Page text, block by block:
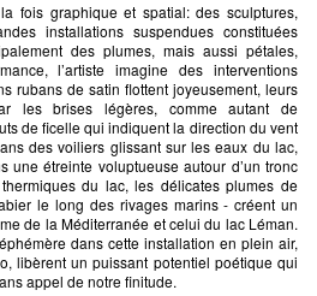
fois graphique et spatial: des sculptures,
installations suspendues constituées
des plumes, mais aussi pétales,
l’artiste imagine des interventions
rubans de satin flottent joyeusement, leurs
les brises légères, comme autant de
de ficelle qui indiquent la direction du vent
des voiliers glissant sur les eaux du lac,
une étreinte voluptueuse autour d’un tronc
du lac, les délicates plumes de
le long des rivages marins - créent un
de la Méditerranée et celui du lac Léman.
dans cette installation en plein air,
libèrent un puissant potentiel poétique qui
appel de notre finitude.